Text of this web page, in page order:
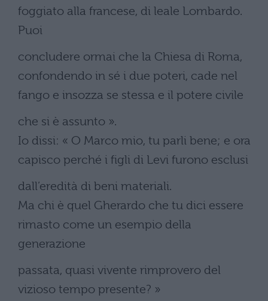
foggiato alla francese, di leale Lombardo.
Puoi
concludere ormai che la Chiesa di Roma,
confondendo in sé i due poteri, cade nel
fango e insozza se stessa e il potere civile
che si è assunto ».
Io dissi: « O Marco mio, tu parli bene; e ora
capisco perché i figli di Levi furono esclusi
dall’eredità di beni materiali.
Ma chi è quel Gherardo che tu dici essere
rimasto come un esempio della
generazione
passata, quasi vivente rimprovero del
vizioso tempo presente? »